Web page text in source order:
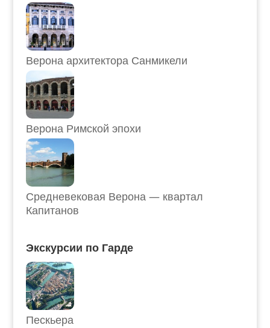
Верона архитектора Санмикели
Верона Римской эпохи
Средневековая Верона — квартал
Капитанов
Экскурсии по Гарде
Пескьера